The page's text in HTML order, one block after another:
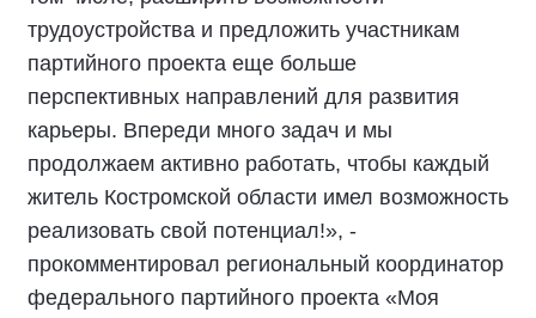
трудоустройства и предложить участникам
партийного проекта еще больше
перспективных направлений для развития
карьеры. Впереди много задач и мы
продолжаем активно работать, чтобы каждый
житель Костромской области имел возможность
реализовать свой потенциал!», -
прокомментировал региональный координатор
федерального партийного проекта «Моя